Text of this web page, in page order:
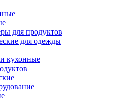
для продуктов
для одежды
кухонные